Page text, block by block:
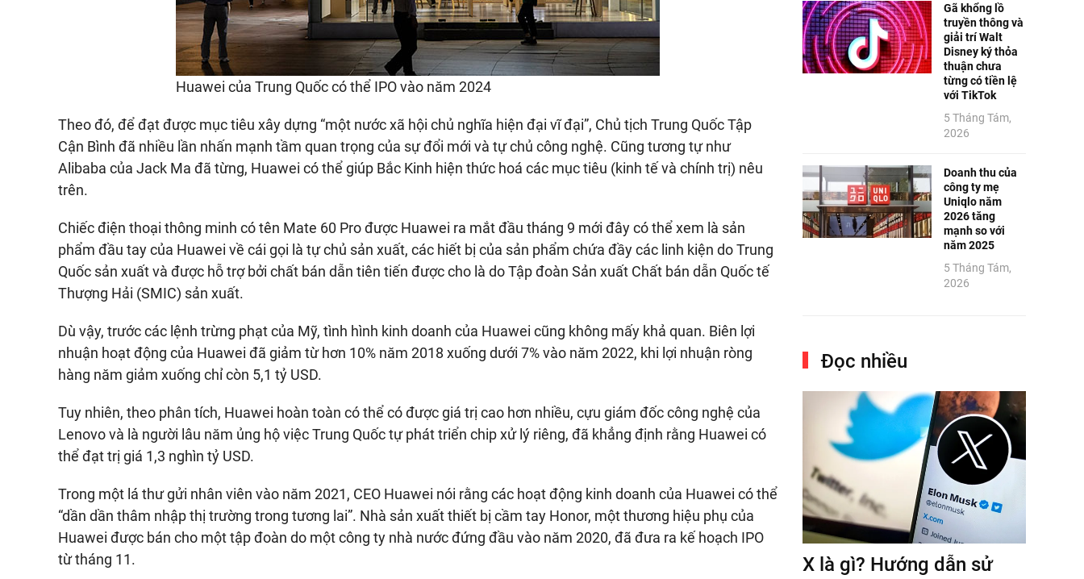
Huawei của Trung Quốc có thể IPO vào năm 2024
Theo đó, để đạt được mục tiêu xây dựng “một nước xã hội chủ nghĩa hiện đại vĩ đại”, Chủ tịch Trung Quốc Tập
Cận Bình đã nhiều lần nhấn mạnh tầm quan trọng của sự đổi mới và tự chủ công nghệ. Cũng tương tự như
Alibaba của Jack Ma đã từng, Huawei có thể giúp Bắc Kinh hiện thức hoá các mục tiêu (kinh tế và chính trị) nêu
trên.
Chiếc điện thoại thông minh có tên Mate 60 Pro được Huawei ra mắt đầu tháng 9 mới đây có thể xem là sản
phẩm đầu tay của Huawei về cái gọi là tự chủ sản xuất, các hiết bị của sản phẩm chứa đầy các linh kiện do Trung
Quốc sản xuất và được hỗ trợ bởi chất bán dẫn tiên tiến được cho là do Tập đoàn Sản xuất Chất bán dẫn Quốc tế
Thượng Hải (SMIC) sản xuất.
Dù vậy, trước các lệnh trừng phạt của Mỹ, tình hình kinh doanh của Huawei cũng không mấy khả quan. Biên lợi
nhuận hoạt động của Huawei đã giảm từ hơn 10% năm 2018 xuống dưới 7% vào năm 2022, khi lợi nhuận ròng
hàng năm giảm xuống chỉ còn 5,1 tỷ USD.
Tuy nhiên, theo phân tích, Huawei hoàn toàn có thể có được giá trị cao hơn nhiều, cựu giám đốc công nghệ của
Lenovo và là người lâu năm ủng hộ việc Trung Quốc tự phát triển chip xử lý riêng, đã khẳng định rằng Huawei có
thể đạt trị giá 1,3 nghìn tỷ USD.
Trong một lá thư gửi nhân viên vào năm 2021, CEO Huawei nói rằng các hoạt động kinh doanh của Huawei có thể
“dần dần thâm nhập thị trường trong tương lai”. Nhà sản xuất thiết bị cầm tay Honor, một thương hiệu phụ của
Huawei được bán cho một tập đoàn do một công ty nhà nước đứng đầu vào năm 2020, đã đưa ra kế hoạch IPO
từ tháng 11.
Gã khổng lồ
truyền thông và
giải trí Walt
Disney ký thỏa
thuận chưa
từng có tiền lệ
với TikTok
5 Tháng Tám,
2026
Doanh thu của
công ty mẹ
Uniqlo năm
2026 tăng
mạnh so với
năm 2025
5 Tháng Tám,
2026
Đọc nhiều
X là gì? Hướng dẫn sử